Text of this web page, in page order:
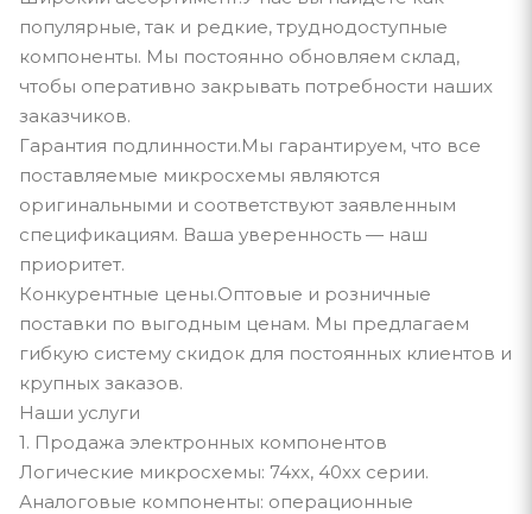
популярные, так и редкие, труднодоступные
компоненты. Мы постоянно обновляем склад,
чтобы оперативно закрывать потребности наших
заказчиков.
Гарантия подлинности.Мы гарантируем, что все
поставляемые микросхемы являются
оригинальными и соответствуют заявленным
спецификациям. Ваша уверенность — наш
приоритет.
Конкурентные цены.Оптовые и розничные
поставки по выгодным ценам. Мы предлагаем
гибкую систему скидок для постоянных клиентов и
крупных заказов.
Наши услуги
1. Продажа электронных компонентов
Логические микросхемы: 74xx, 40xx серии.
Аналоговые компоненты: операционные